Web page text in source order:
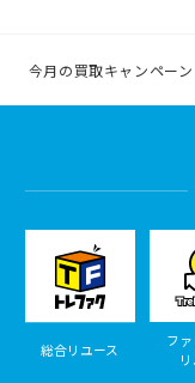
今月の買取キャンペーン
総合リユース
フ